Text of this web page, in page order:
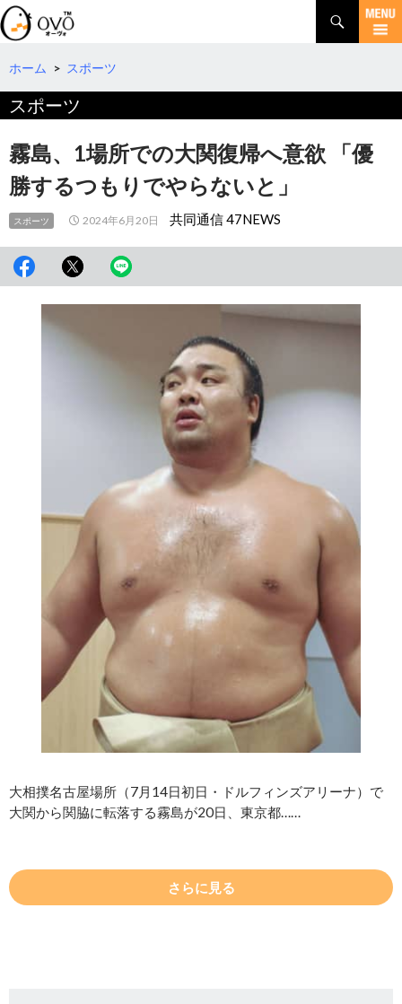
検
索
コ
テ
へ
移
動
ホーム > スポーツ
スポーツ
霧島、1場所での大関復帰へ意欲 「優
勝するつもりでやらないと」
スポーツ 2024年6月20日 共同通信 47NEWS
大相撲名古屋場所（7月14日初日・ドルフィンズアリーナ）で
大関から関脇に転落する霧島が20日、東京都……
さらに見る